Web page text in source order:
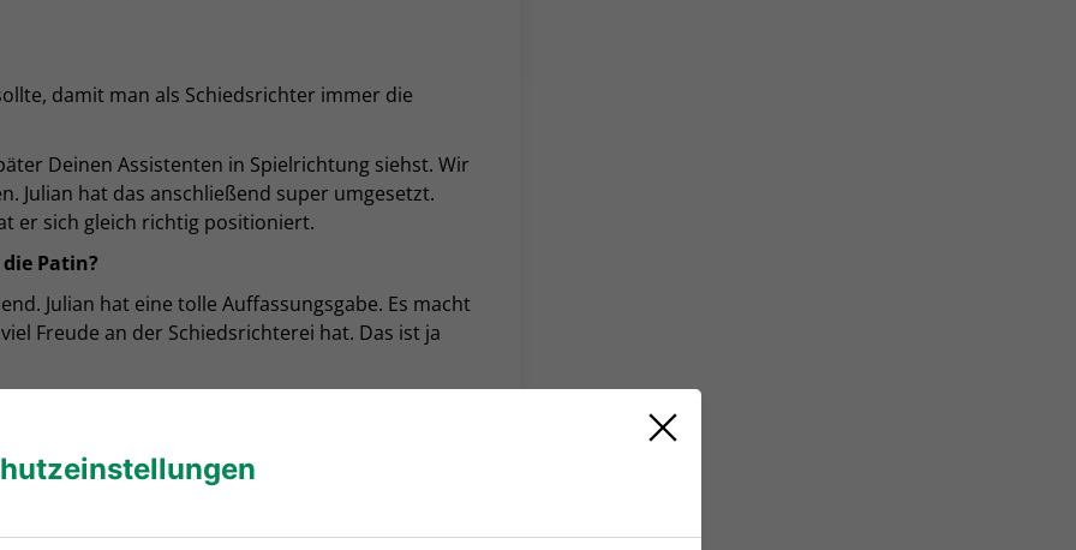
damit man als Schiedsrichter immer die
Deinen Assistenten in Spielrichtung siehst. Wir
Julian hat das anschließend super umgesetzt.
er sich gleich richtig positioniert.
Patin?
Julian hat eine tolle Auffassungsgabe. Es macht
Freude an der Schiedsrichterei hat. Das ist ja
die öffentliche Aufmerksamkeit etwas
Wenn ich bisher Probleme hatte, waren es
noch diskutieren, auch wenn der
und schreien. Aber auch das ist sehr selten.